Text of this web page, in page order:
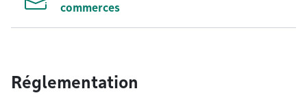
commerces
Réglementation